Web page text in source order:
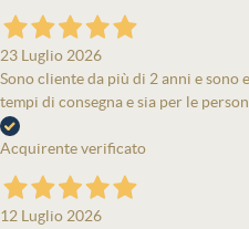
23 Luglio 2026
Sono cliente da più di 2 anni e sono
tempi di consegna e sia per le
Acquirente verificato
12 Luglio 2026